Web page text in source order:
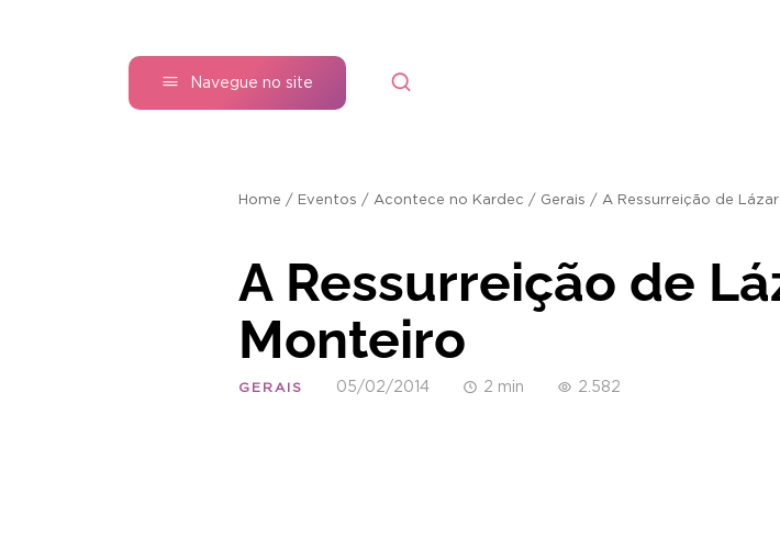
Navegue no site
Home / Eventos / Acontece no Kardec / Gerais / A Ressurreição de
A Ressurreição de
Monteiro
GERAIS 05/02/2014 2 min 2.582